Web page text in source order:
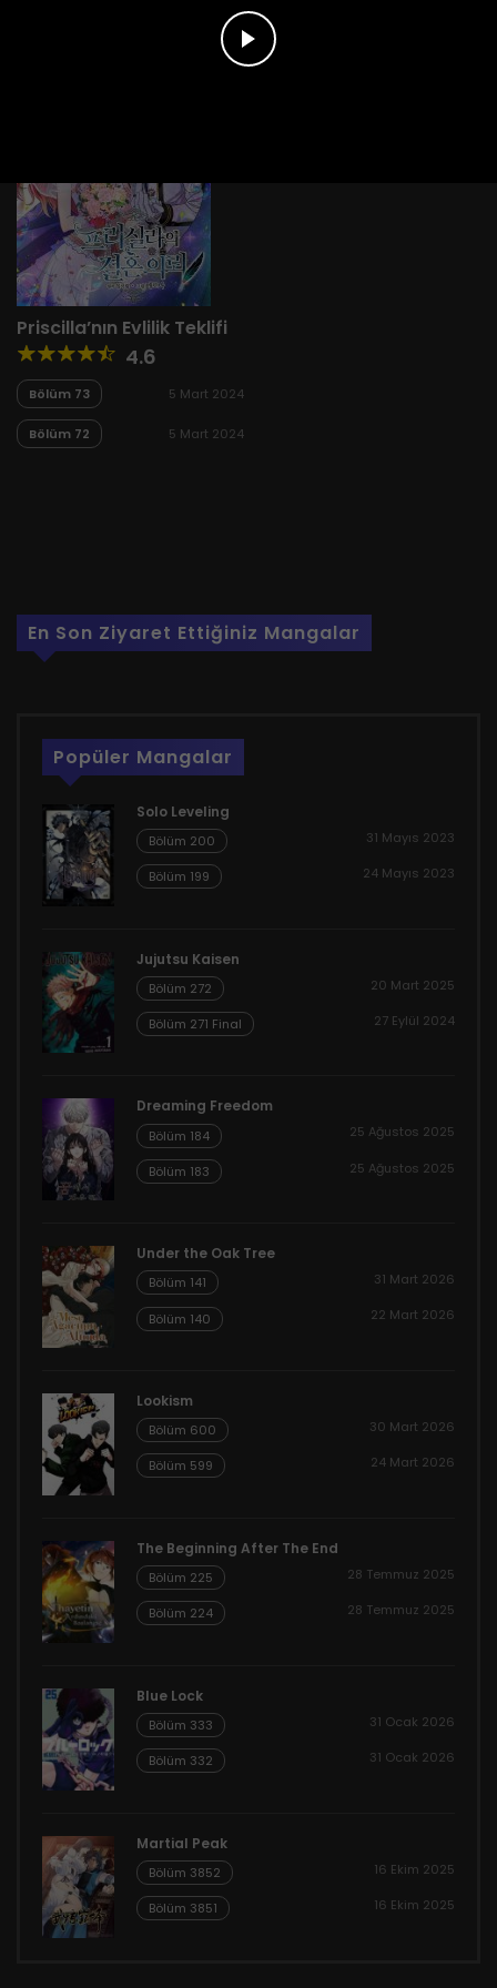
Priscilla’nın Evlilik Teklifi
4.6
Bölüm 73 5 Mart 2024
Bölüm 72 5 Mart 2024
En Son Ziyaret Ettiğiniz Mangalar
Popüler Mangalar
Solo Leveling
Bölüm 200 31 Mayıs 2023
Bölüm 199 24 Mayıs 2023
Jujutsu Kaisen
Bölüm 272 20 Mart 2025
Bölüm 271 Final 27 Eylül 2024
Dreaming Freedom
Bölüm 184 25 Ağustos 2025
Bölüm 183 25 Ağustos 2025
Under the Oak Tree
Bölüm 141 31 Mart 2026
Bölüm 140 22 Mart 2026
Lookism
Bölüm 600 30 Mart 2026
Bölüm 599 24 Mart 2026
The Beginning After The End
Bölüm 225 28 Temmuz 2025
Bölüm 224 28 Temmuz 2025
Blue Lock
Bölüm 333 31 Ocak 2026
Bölüm 332 31 Ocak 2026
Martial Peak
Bölüm 3852 16 Ekim 2025
Bölüm 3851 16 Ekim 2025